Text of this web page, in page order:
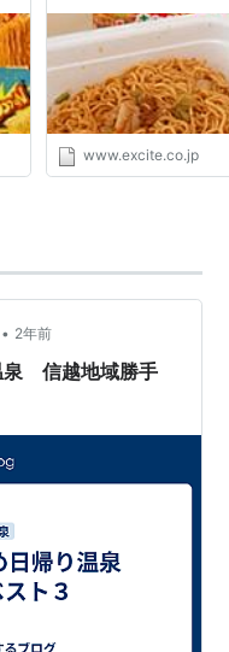
www.excite.co.jp
• 2年前
泉 信越地域勝手